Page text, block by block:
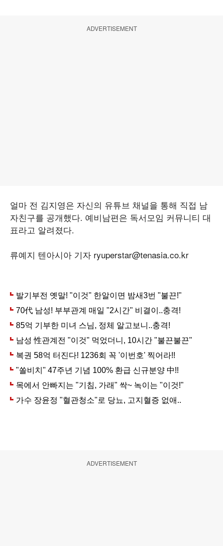
ADVERTISEMENT
얼마 전 김지영은 자신의 유튜브 채널을 통해 직접 남
자친구를 공개했다. 예비남편은 독서모임 커뮤니티 대
표라고 알려졌다.
류예지 텐아시아 기자 ryuperstar@tenasia.co.kr
ADVERTISEMENT